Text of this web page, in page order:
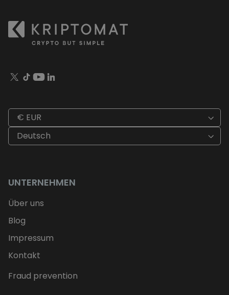
€ EUR
Deutsch
UNTERNEHMEN
Über uns
Blog
Impressum
Kontakt
Fraud prevention